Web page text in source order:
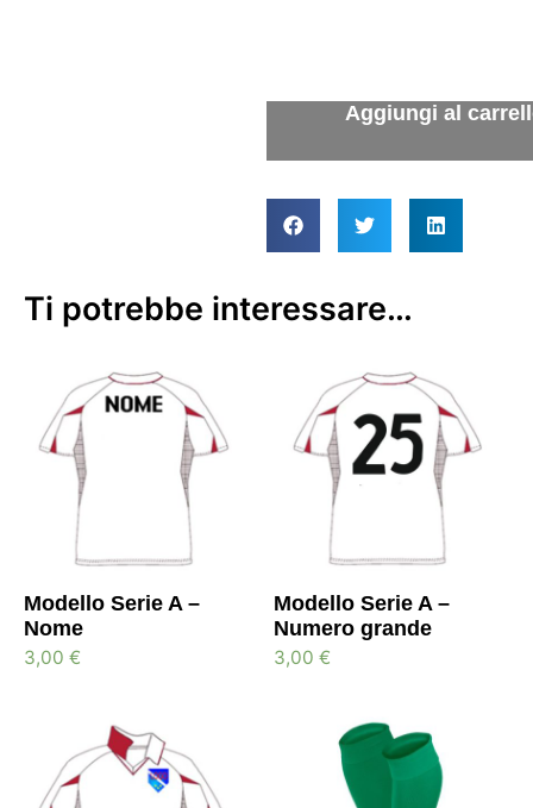
Ti potrebbe interessare…
Modello Serie A –
Nome
3,00 €
Modello Serie A –
Numero grande
3,00 €